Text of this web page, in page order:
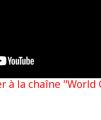
à la chaîne